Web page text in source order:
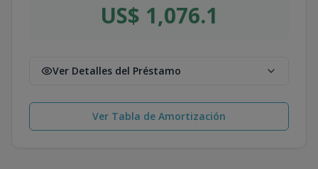
US$ 1,076.1
Ver Detalles del Préstamo
Ver Tabla de Amortización